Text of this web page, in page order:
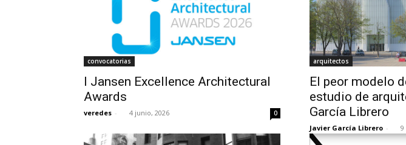
convocatorias
I Jansen Excellence Architectural
Awards
veredes - 4 junio, 2026 0
arquitectos
El peor modelo
estudio de
García Librero
Javier García Librero - 9